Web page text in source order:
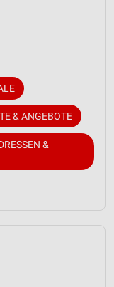
& ANGEBOTE
&